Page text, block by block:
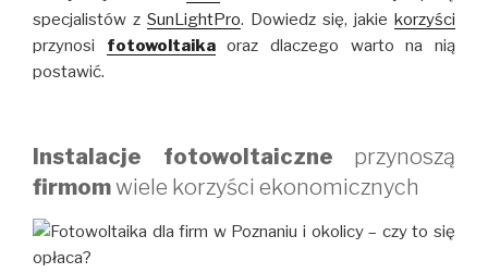
specjalistów z SunLightPro. Dowiedz się, jakie korzyści
przynosi fotowoltaikaoraz dlaczego warto na nią
postawić.
Instalacje fotowoltaiczne przynoszą
firmomwiele korzyści ekonomicznych